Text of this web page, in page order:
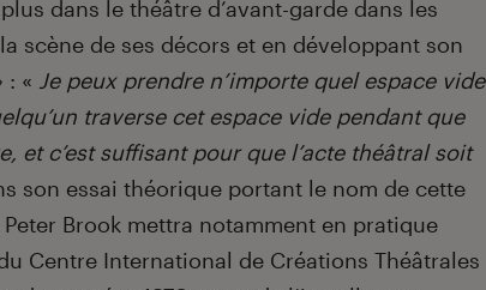
dans le théâtre d’avant-garde dans les
scène de ses décors et en développant son
: « Je peux prendre n’importe quel espace vide
traverse cet espace vide pendant que
et c’est suffisant pour que l’acte théâtral soit
son essai théorique portant le nom de cette
Brook mettra notamment en pratique
Centre International de Créations Théâtrales